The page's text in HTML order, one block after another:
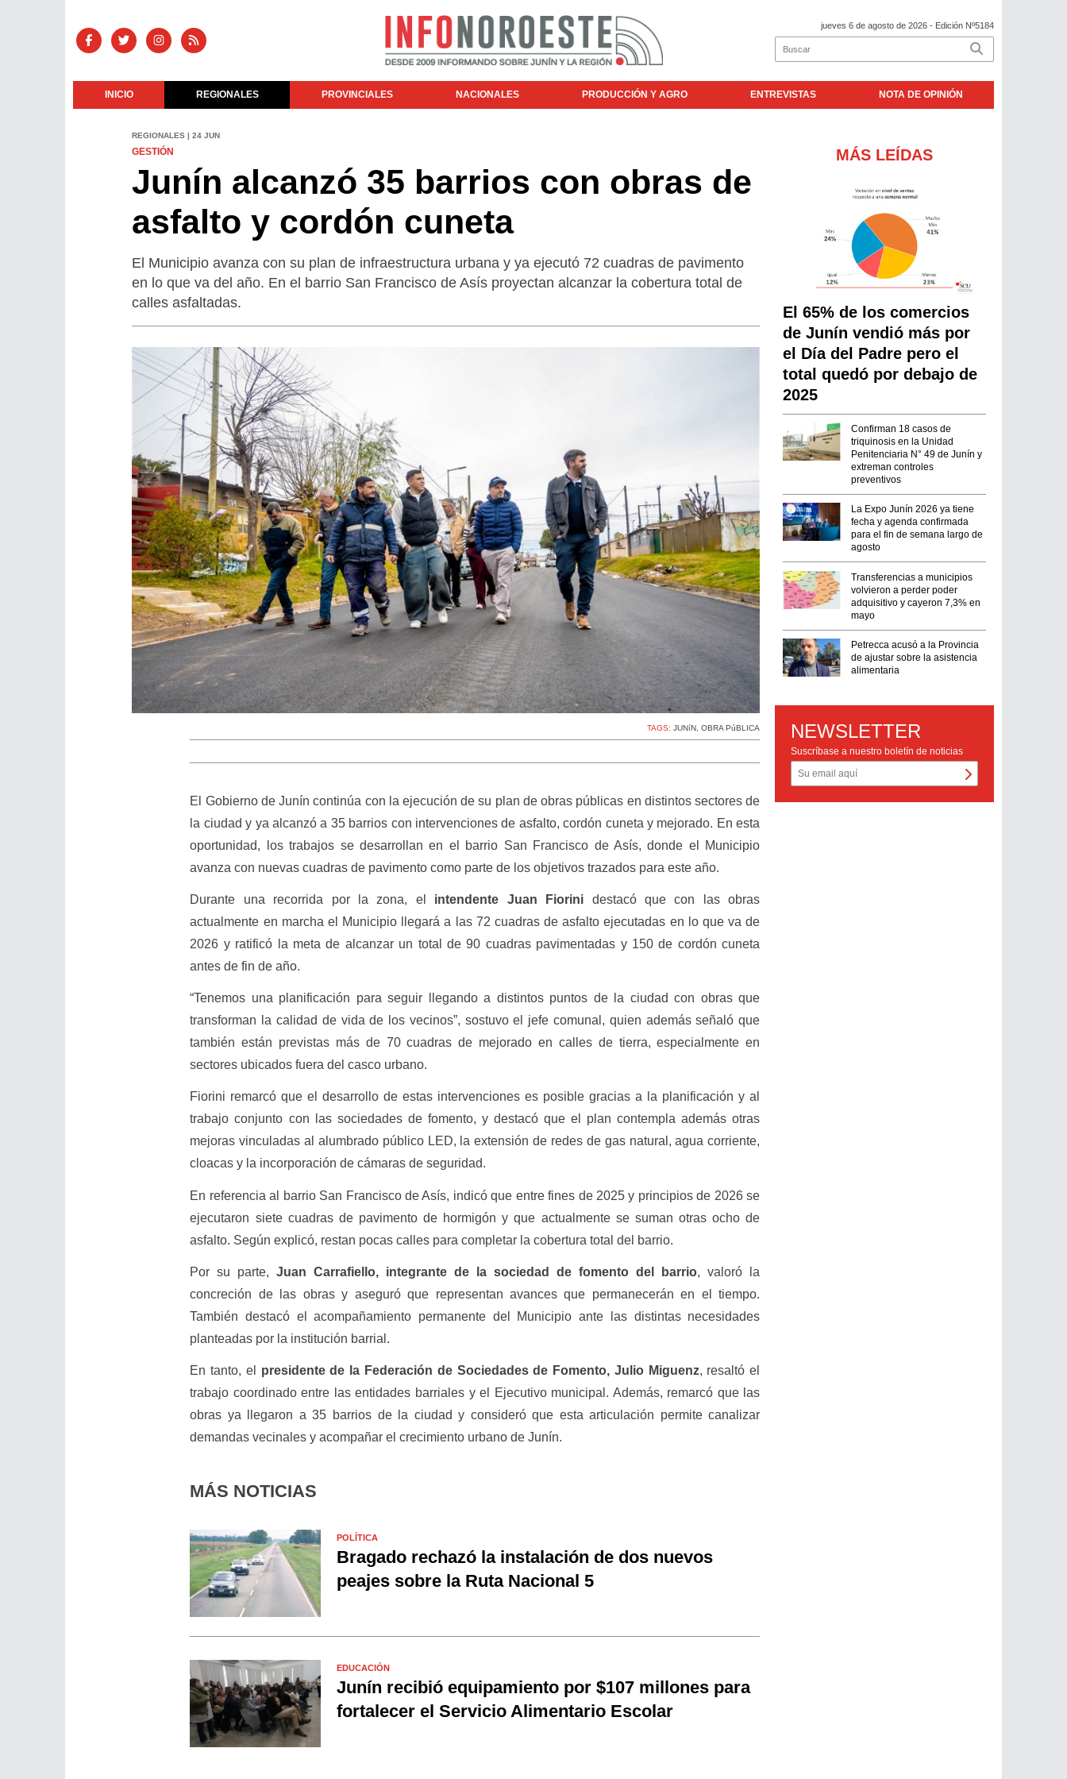
jueves 6 de agosto de 2026 - Edición Nº5184
INICIO REGIONALES PROVINCIALES NACIONALES PRODUCCIÓN Y AGRO ENTREVISTAS NOTA DE OPINIÓN
REGIONALES | 24 JUN
GESTIÓN
Junín alcanzó 35 barrios con obras de
asfalto y cordón cuneta
El Municipio avanza con su plan de infraestructura urbana y ya ejecutó 72 cuadras de pavimento
en lo que va del año. En el barrio San Francisco de Asís proyectan alcanzar la cobertura total de
calles asfaltadas.
TAGS:JUNíN ,OBRA PúBLICA
El Gobierno de Junín continúa con la ejecución de su plan de obras públicas en distintos sectores de
la ciudad y ya alcanzó a 35 barrios con intervenciones de asfalto, cordón cuneta y mejorado. En esta
oportunidad, los trabajos se desarrollan en el barrio San Francisco de Asís, donde el Municipio
avanza con nuevas cuadras de pavimento como parte de los objetivos trazados para este año.
Durante una recorrida por la zona, el intendente Juan Fiorini destacó que con las obras
actualmente en marcha el Municipio llegará a las 72 cuadras de asfalto ejecutadas en lo que va de
2026 y ratificó la meta de alcanzar un total de 90 cuadras pavimentadas y 150 de cordón cuneta
antes de fin de año.
“Tenemos una planificación para seguir llegando a distintos puntos de la ciudad con obras que
transforman la calidad de vida de los vecinos”, sostuvo el jefe comunal, quien además señaló que
también están previstas más de 70 cuadras de mejorado en calles de tierra, especialmente en
sectores ubicados fuera del casco urbano.
Fiorini remarcó que el desarrollo de estas intervenciones es posible gracias a la planificación y al
trabajo conjunto con las sociedades de fomento, y destacó que el plan contempla además otras
mejoras vinculadas al alumbrado público LED, la extensión de redes de gas natural, agua corriente,
cloacas y la incorporación de cámaras de seguridad.
En referencia al barrio San Francisco de Asís, indicó que entre fines de 2025 y principios de 2026 se
ejecutaron siete cuadras de pavimento de hormigón y que actualmente se suman otras ocho de
asfalto. Según explicó, restan pocas calles para completar la cobertura total del barrio.
Por su parte,Juan Carrafiello, integrante de la sociedad de fomento del barrio, valoró la
concreción de las obras y aseguró que representan avances que permanecerán en el tiempo.
También destacó el acompañamiento permanente del Municipio ante las distintas necesidades
planteadas por la institución barrial.
En tanto, el presidente de la Federación de Sociedades de Fomento, Julio Miguenz, resaltó el
trabajo coordinado entre las entidades barriales y el Ejecutivo municipal. Además, remarcó que las
obras ya llegaron a 35 barrios de la ciudad y consideró que esta articulación permite canalizar
demandas vecinales y acompañar el crecimiento urbano de Junín.
MÁS NOTICIAS
POLÍTICA
Bragado rechazó la instalación de dos nuevos
peajes sobre la Ruta Nacional 5
EDUCACIÓN
Junín recibió equipamiento por $107 millones para
fortalecer el Servicio Alimentario Escolar
MÁS LEÍDAS
El 65% de los comercios
de Junín vendió más por
el Día del Padre pero el
total quedó por debajo de
2025
Confirman 18 casos de
triquinosis en la Unidad
Penitenciaria N° 49 de Junín y
extreman controles
preventivos
La Expo Junín 2026 ya tiene
fecha y agenda confirmada
para el fin de semana largo de
agosto
Transferencias a municipios
volvieron a perder poder
adquisitivo y cayeron 7,3% en
mayo
Petrecca acusó a la Provincia
de ajustar sobre la asistencia
alimentaria
NEWSLETTER
Suscríbase a nuestro boletín de noticias